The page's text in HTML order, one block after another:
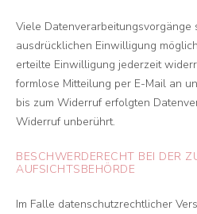
Viele Datenverarbeitungsvorgänge
ausdrücklichen Einwilligung
erteilte Einwilligung jederzeit
formlose Mitteilung per E-Mail an
bis zum Widerruf erfolgten
Widerruf unberührt.
BESCHWERDERECHT BEI DER
AUFSICHTSBEHÖRDE
Im Falle datenschutzrechtlicher